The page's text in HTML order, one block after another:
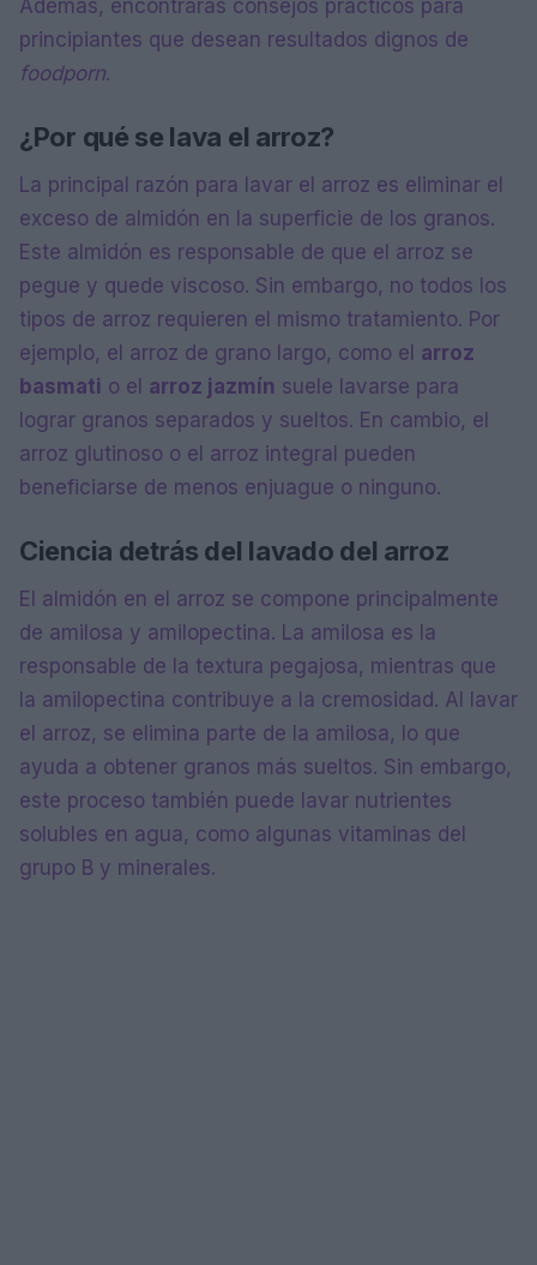
Además, encontrarás consejos prácticos para
principiantes que desean resultados dignos de
foodporn.
¿Por qué se lava el arroz?
La principal razón para lavar el arroz es eliminar el
exceso de almidón en la superficie de los granos.
Este almidón es responsable de que el arroz se
pegue y quede viscoso. Sin embargo, no todos los
tipos de arroz requieren el mismo tratamiento. Por
ejemplo, el arroz de grano largo, como el arroz
basmati o el arroz jazmín suele lavarse para
lograr granos separados y sueltos. En cambio, el
arroz glutinoso o el arroz integral pueden
beneficiarse de menos enjuague o ninguno.
Ciencia detrás del lavado del arroz
El almidón en el arroz se compone principalmente
de amilosa y amilopectina. La amilosa es la
responsable de la textura pegajosa, mientras que
la amilopectina contribuye a la cremosidad. Al lavar
el arroz, se elimina parte de la amilosa, lo que
ayuda a obtener granos más sueltos. Sin embargo,
este proceso también puede lavar nutrientes
solubles en agua, como algunas vitaminas del
grupo B y minerales.